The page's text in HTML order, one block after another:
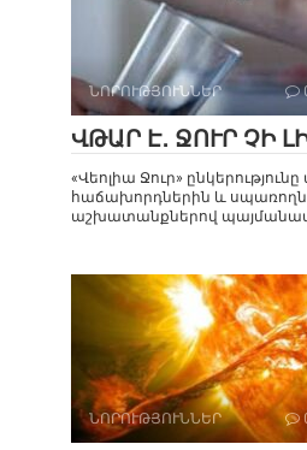
ՆՈՐՈՒԹՅՈՒՆՆԵՐ
ՎԹԱՐ Է․ ՋՈՒՐ ՉԻ
«Վեոլիա Ջուր»
հաճախորդներին և
աշխատանքներով
ՆՈՐՈՒԹՅՈՒՆՆԵՐ